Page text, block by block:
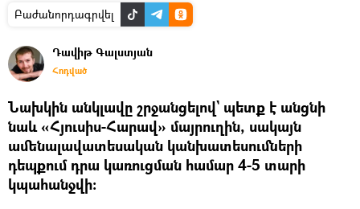
Բաժանորդագրվել
Դավիթ Գալստյան
Հոդված
Նախկին անկլավը շրջանցելով` պետք է անցնի
նաև «Հյուսիս-Հարավ» մայրուղին, սակայն
ամենալավատեսական կանխատեսումների
դեպքում դրա կառուցման համար 4-5 տարի
կպահանջվի։